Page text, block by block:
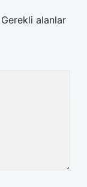
Gerekli alanlar